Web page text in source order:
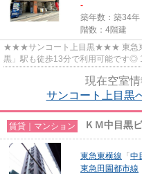
-
築年数：築34年
階数：4階建
★★★サンコート上目黒★★★ 東急東
黒」駅も徒歩13分で利用可能です◎
現在空室情
サンコート上目黒
賃貸｜マンション ＫＭ中目黒
東急東横線 「 中
東急田園都市線